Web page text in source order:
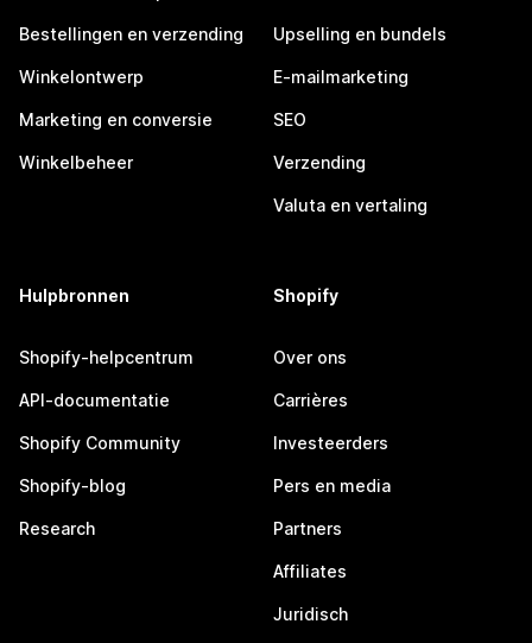
Bestellingen en verzending
Winkelontwerp
Marketing en conversie
Winkelbeheer
Upselling en bundels
E-mailmarketing
SEO
Verzending
Valuta en vertaling
Hulpbronnen
Shopify-helpcentrum
API-documentatie
Shopify Community
Shopify-blog
Research
Shopify
Over ons
Carrières
Investeerders
Pers en media
Partners
Affiliates
Juridisch